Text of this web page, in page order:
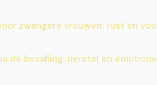
zwangere vrouwen: rust en
de bevalling: herstel en